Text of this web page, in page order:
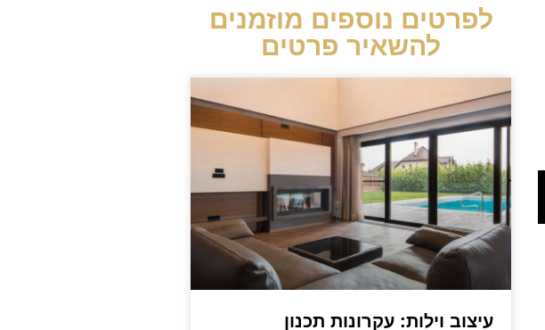
לפרטים נוספים מוזמנים
להשאיר פרטים
עיצוב וילות: עקרונות תכנון